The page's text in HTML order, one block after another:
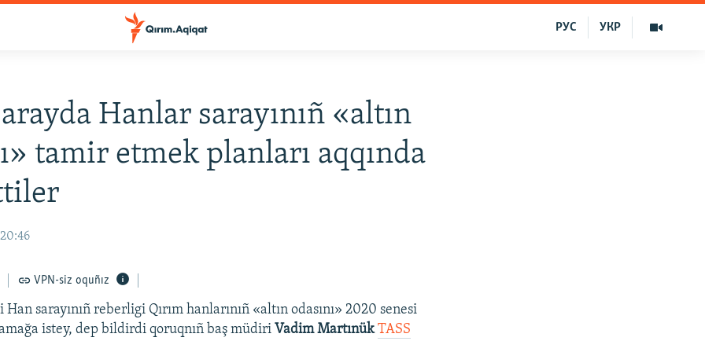
УКР
РУС
Hanlar sarayınıñ «altın
tamir etmek planları aqqında
VPN-siz oquñız
Han sarayınıñ reberligi Qırım hanlarınıñ «altın odasını» 2020 senesi
istey, dep bildirdi qoruqnıñ baş müdiri Vadim MartınükTASS